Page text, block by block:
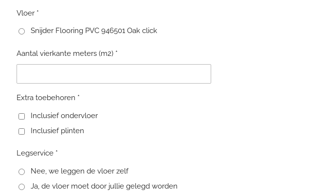
Vloer *
Snijder Flooring PVC 946501 Oak click
Aantal vierkante meters (m2) *
Extra toebehoren *
Inclusief ondervloer
Inclusief plinten
Legservice *
Nee, we leggen de vloer zelf
Ja, de vloer moet door jullie gelegd worden